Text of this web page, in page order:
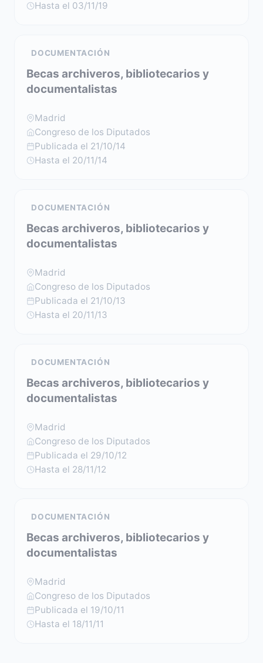
Hasta el 03/11/19
DOCUMENTACIÓN
Becas archiveros, bibliotecarios y
documentalistas
Madrid
Congreso de los Diputados
Publicada el 21/10/14
Hasta el 20/11/14
DOCUMENTACIÓN
Becas archiveros, bibliotecarios y
documentalistas
Madrid
Congreso de los Diputados
Publicada el 21/10/13
Hasta el 20/11/13
DOCUMENTACIÓN
Becas archiveros, bibliotecarios y
documentalistas
Madrid
Congreso de los Diputados
Publicada el 29/10/12
Hasta el 28/11/12
DOCUMENTACIÓN
Becas archiveros, bibliotecarios y
documentalistas
Madrid
Congreso de los Diputados
Publicada el 19/10/11
Hasta el 18/11/11